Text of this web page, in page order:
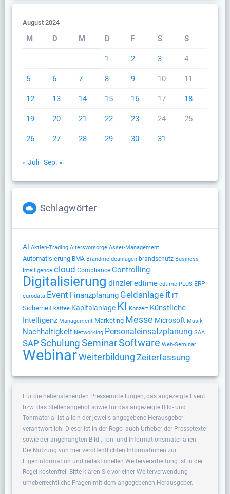
August 2024
M D M D F S S
1 2 3 4
5 6 7 8 9 10 11
12 13 14 15 16 17 18
19 20 21 22 23 24 25
26 27 28 29 30 31
« Juli Sep. »
Schlagwörter
AI Aktien-Trading Altersvorsorge Asset-Management
Automatisierung BMA Brandmeldeanlagen brandschutz Business
Intelligence cloud Compliance Controlling
Digitalisierung dinzleredtime edtime PLUS ERP
eurodata Event Finanzplanung Geldanlage it IT-
Sicherheit kaffee Kapitalanlage KI Konzert Künstliche
Intelligenz Management Marketing Messe Microsoft Musik
Nachhaltigkeit Networking Personaleinsatzplanung SAA
SAP SchulungSeminarSoftware Web-Seminar
WebinarWeiterbildung Zeiterfassung
Für die nebenstehenden Pressemitteilungen, das angezeigte Event
bzw. das Stellenangebot sowie für das angezeigte Bild- und
Tonmaterial ist allein der jeweils angegebene Herausgeber
verantwortlich. Dieser ist in der Regel auch Urheber der Pressetexte
sowie der angehängten Bild-, Ton- und Informationsmaterialien.
Die Nutzung von hier veröffentlichten Informationen zur
Eigeninformation und redaktionellen Weiterverarbeitung ist in der
Regel kostenfrei. Bitte klären Sie vor einer Weiterverwendung
urheberrechtliche Fragen mit dem angegebenen Herausgeber.